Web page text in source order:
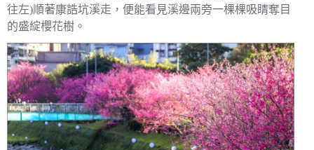
往左)順著康誥坑溪走，便能看見溪邊兩旁一棵棵吸睛奪目
的盛綻櫻花樹。